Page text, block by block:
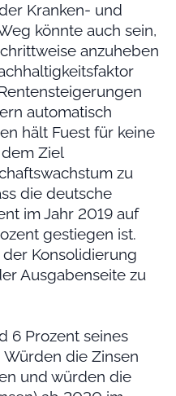
Kranken- und
könnte auch sein,
anzuheben
automatisch
hält Fuest für keine
Ziel
zu
die deutsche
im Jahr 2019 auf
gestiegen ist.
Konsolidierung
Ausgabenseite zu
6 Prozent seines
Würden die Zinsen
und würden die